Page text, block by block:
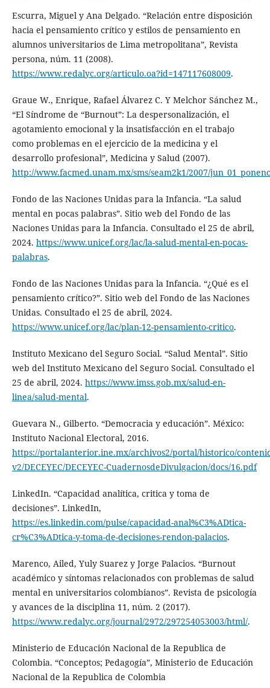
Escurra, Miguel y Ana Delgado. “Relación entre disposición
hacia el pensamiento crítico y estilos de pensamiento en
alumnos universitarios de Lima metropolitana”, Revista
persona, núm. 11 (2008).
https://www.redalyc.org/articulo.oa?id=147117608009.
Graue W., Enrique, Rafael Álvarez C. Y Melchor Sánchez M.,
“El Síndrome de “Burnout”: La despersonalización, el
agotamiento emocional y la insatisfacción en el trabajo
como problemas en el ejercicio de la medicina y el
desarrollo profesional”, Medicina y Salud (2007).
http://www.facmed.unam.mx/sms/seam2k1/2007/
Fondo de las Naciones Unidas para la Infancia. “La salud
mental en pocas palabras”. Sitio web del Fondo de las
Naciones Unidas para la Infancia. Consultado el 25 de abril,
2024. https://www.unicef.org/lac/la-salud-mental-en-pocas-
palabras.
Fondo de las Naciones Unidas para la Infancia. “¿Qué es el
pensamiento crítico?”. Sitio web del Fondo de las Naciones
Unidas. Consultado el 25 de abril, 2024.
https://www.unicef.org/lac/plan-12-pensamiento-critico.
Instituto Mexicano del Seguro Social. “Salud Mental”. Sitio
web del Instituto Mexicano del Seguro Social. Consultado el
25 de abril, 2024. https://www.imss.gob.mx/salud-en-
linea/salud-mental.
Guevara N., Gilberto. “Democracia y educación”. México:
Instituto Nacional Electoral, 2016.
https://portalanterior.ine.mx/archivos2/portal/historico/
v2/DECEYEC/DECEYEC-CuadernosdeDivulgacion/docs/16.pdf
LinkedIn. “Capacidad analítica, critica y toma de
decisiones”. LinkedIn,
https://es.linkedin.com/pulse/capacidad-anal%C3%ADtica-
cr%C3%ADtica-y-toma-de-decisiones-rendon-palacios.
Marenco, Ailed, Yuly Suarez y Jorge Palacios. “Burnout
académico y síntomas relacionados con problemas de salud
mental en universitarios colombianos”. Revista de psicología
y avances de la disciplina 11, núm. 2 (2017).
https://www.redalyc.org/journal/2972/297254053003/html/.
Ministerio de Educación Nacional de la Republica de
Colombia. “Conceptos; Pedagogía”, Ministerio de Educación
Nacional de la Republica de Colombia